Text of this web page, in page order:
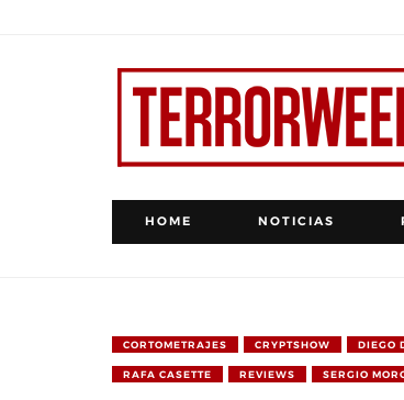
HOME NOTICIAS
CORTOMETRAJES CRYPTSHOW DIEGO
RAFA CASETTE REVIEWS SERGIO